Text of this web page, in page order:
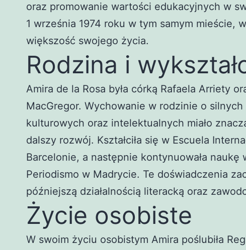
oraz promowanie wartości edukacyjnych w
1 września 1974 roku w tym samym mieście,
większość swojego życia.
Rodzina i
Amira de la Rosa była córką Rafaela Arriety
MacGregor. Wychowanie w rodzinie o
kulturowych oraz intelektualnych miało
dalszy rozwój. Kształciła się w Escuela
Barcelonie, a następnie kontynuowała naukę
Periodismo w Madrycie. Te doświadczenia
późniejszą działalnością literacką oraz
Życie osobiste
W swoim życiu osobistym Amira poślubiła